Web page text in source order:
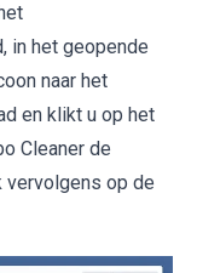
in het geopende
naar het
en klikt u op het
Cleaner de
op de